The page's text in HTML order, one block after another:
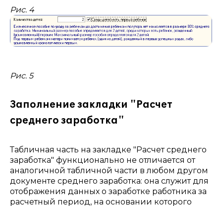
Рис. 4
Рис. 5
Заполнение закладки "Расчет
среднего заработка"
Табличная часть на закладке "Расчет среднего
заработка" функционально не отличается от
аналогичной табличной части в любом другом
документе среднего заработка: она служит для
отображения данных о заработке работника за
расчетный период, на основании которого